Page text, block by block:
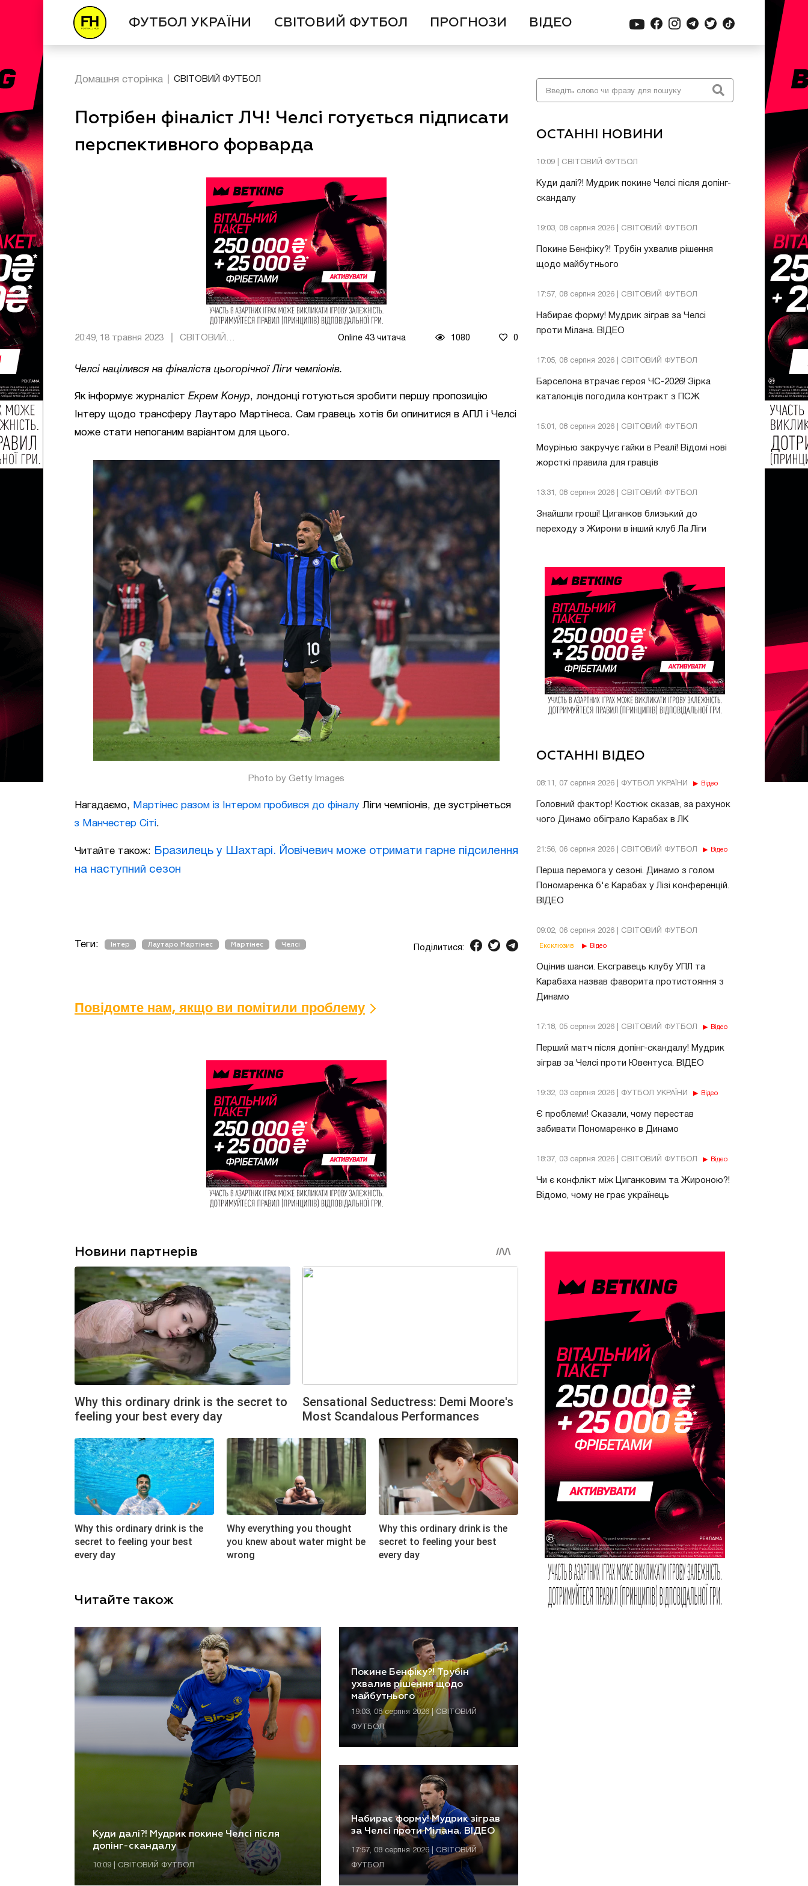
ФУТБОЛ УКРАЇНИ СВІТОВИЙ ФУТБОЛ ПРОГНОЗИ ВІДЕО
ОСТАННІ НОВИНИ
10:09 | СВІТОВИЙ ФУТБОЛ
Куди далі?! Мудрик покине Челсі після допінг-
скандалу
19:03, 08 серпня 2026 | СВІТОВИЙ ФУТБОЛ
Покине Бенфіку?! Трубін ухвалив рішення
щодо майбутнього
17:57, 08 серпня 2026 | СВІТОВИЙ ФУТБОЛ
Набирає форму! Мудрик зіграв за Челсі
проти Мілана. ВІДЕО
17:05, 08 серпня 2026 | СВІТОВИЙ ФУТБОЛ
Барселона втрачає героя ЧС-2026! Зірка
каталонців погодила контракт з ПСЖ
15:01, 08 серпня 2026 | СВІТОВИЙ ФУТБОЛ
Моурінью закручує гайки в Реалі! Відомі нові
жорсткі правила для гравців
13:31, 08 серпня 2026 | СВІТОВИЙ ФУТБОЛ
Знайшли гроші! Циганков близький до
переходу з Жирони в інший клуб Ла Ліги
ОСТАННІ ВІДЕО
08:11, 07 серпня 2026 | ФУТБОЛ УКРАЇНИ Відео
Головний фактор! Костюк сказав, за рахунок
чого Динамо обіграло Карабах в ЛК
21:56, 06 серпня 2026 | СВІТОВИЙ ФУТБОЛ Відео
Перша перемога у сезоні. Динамо з голом
Пономаренка б'є Карабах у Лізі конференцій.
ВІДЕО
09:02, 06 серпня 2026 | СВІТОВИЙ ФУТБОЛ
Ексклюзив Відео
Оцінив шанси. Ексгравець клубу УПЛ та
Карабаха назвав фаворита протистояння з
Динамо
17:18, 05 серпня 2026 | СВІТОВИЙ ФУТБОЛ Відео
Перший матч після допінг-скандалу! Мудрик
зіграв за Челсі проти Ювентуса. ВІДЕО
19:32, 03 серпня 2026 | ФУТБОЛ УКРАЇНИ Відео
Є проблеми! Сказали, чому перестав
забивати Пономаренко в Динамо
18:37, 03 серпня 2026 | СВІТОВИЙ ФУТБОЛ Відео
Чи є конфлікт між Циганковим та Жироною?!
Відомо, чому не грає українець
Домашня сторінка СВІТОВИЙ ФУТБОЛ
Потрібен фіналіст ЛЧ! Челсі готується підписати
перспективного форварда
20:49, 18 травня 2023 Online 43 читача 1080 0
Челсі націлився на фіналіста цьогорічної Ліги чемпіонів.
Як інформує журналіст Екрем Конур, лондонці готуються зробити першу пропозицію
Інтеру щодо трансферу Лаутаро Мартінеса. Сам гравець хотів би опинитися в АПЛ і Челсі
може стати непоганим варіантом для цього.
Photo by Getty Images
Нагадаємо, Мартінес разом із Інтером пробився до фіналу Ліги чемпіонів, де зустрінеться
з Манчестер Сіті.
Читайте також: Бразилець у Шахтарі. Йовічевич може отримати гарне підсилення
на наступний сезон
Теги: Інтер Лаутаро Мартінес Мартінес Челсі Поділитися:
Повідомте нам, якщо ви помітили проблему
Читайте також
Куди далі?! Мудрик покине Челсі після
допінг-скандалу
10:09 | СВІТОВИЙ ФУТБОЛ
Покине Бенфіку?! Трубін
ухвалив рішення щодо
майбутнього
19:03, 08 серпня 2026 | СВІТОВИЙ
ФУТБОЛ
Набирає форму! Мудрик зіграв
за Челсі проти Мілана. ВІДЕО
17:57, 08 серпня 2026 | СВІТОВИЙ
ФУТБОЛ